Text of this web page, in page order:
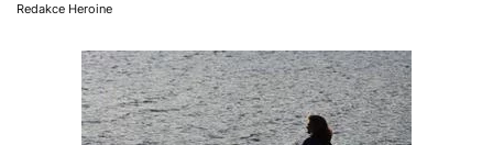
Redakce Heroine